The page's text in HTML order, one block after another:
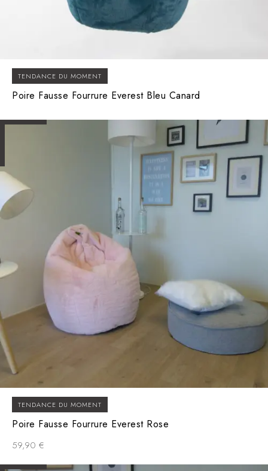
TENDANCE DU MOMENT
Poire Fausse Fourrure Everest Bleu Canard
TENDANCE DU MOMENT
Poire Fausse Fourrure Everest Rose
59,90 €